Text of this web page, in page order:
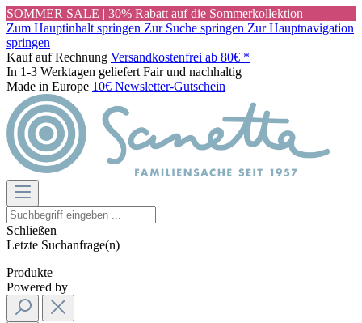
SOMMER SALE | 30% Rabatt auf die Sommerkollektion
Zum Hauptinhalt springen Zur Suche springen Zur Hauptnavigation
springen
Kauf auf Rechnung Versandkostenfrei ab 80€ *
In 1-3 Werktagen geliefert Fair und nachhaltig
Made in Europe 10€ Newsletter-Gutschein
Schließen
Letzte Suchanfrage(n)
Produkte
Powered by